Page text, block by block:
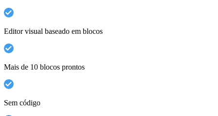
Editor visual baseado em blocos
Mais de 10 blocos prontos
Sem código